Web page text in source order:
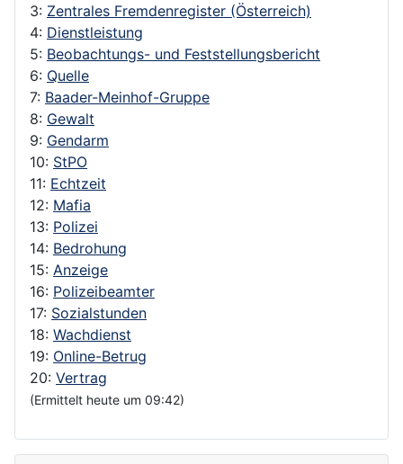
3: Zentrales Fremdenregister (Österreich)
4: Dienstleistung
5: Beobachtungs- und Feststellungsbericht
6: Quelle
7: Baader-Meinhof-Gruppe
8: Gewalt
9: Gendarm
10: StPO
11: Echtzeit
12: Mafia
13: Polizei
14: Bedrohung
15: Anzeige
16: Polizeibeamter
17: Sozialstunden
18: Wachdienst
19: Online-Betrug
20: Vertrag
(Ermittelt heute um 09:42)